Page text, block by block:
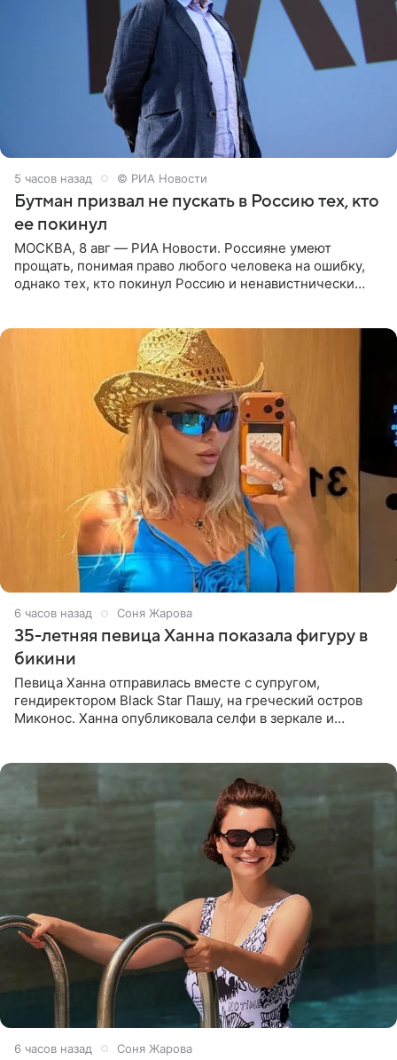
5 часов назад © РИА Новости
Бутман призвал не пускать в Россию тех, кто
ее покинул
МОСКВА, 8 авг — РИА Новости. Россияне умеют
прощать, понимая право любого человека на ошибку,
однако тех, кто покинул Россию и ненавистнически
6 часов назад Соня Жарова
35-летняя певица Ханна показала фигуру в
бикини
Певица Ханна отправилась вместе с супругом,
гендиректором Black Star Пашу, на греческий остров
Миконос. Ханна опубликовала селфи в зеркале и
6 часов назад Соня Жарова